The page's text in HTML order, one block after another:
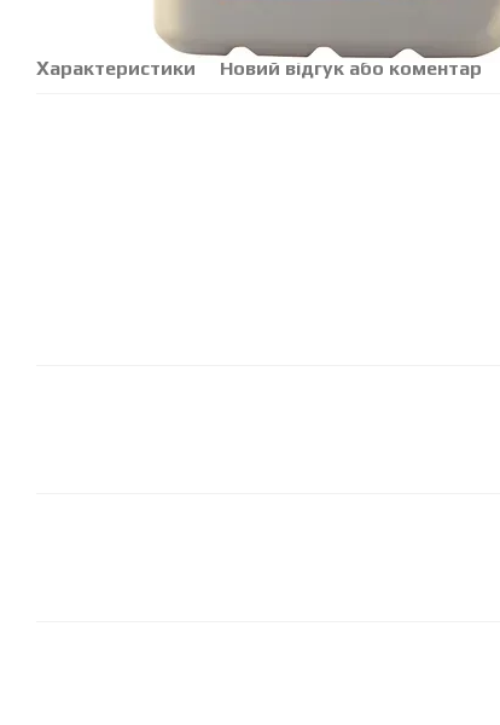
Характеристики Новий відгук або коментар